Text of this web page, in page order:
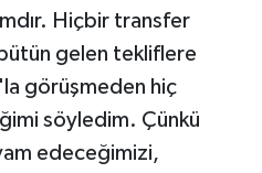
Hiçbir transfer
gelen tekliflere
görüşmeden hiç
söyledim. Çünkü
edeceğimizi,